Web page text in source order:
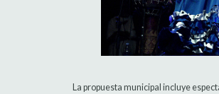
La propuesta municipal incluye